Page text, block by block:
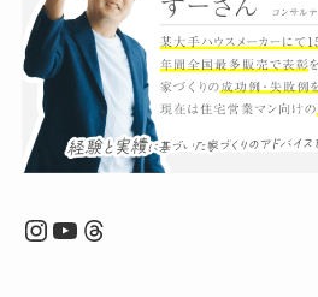
Instagram
YouTube
Threads